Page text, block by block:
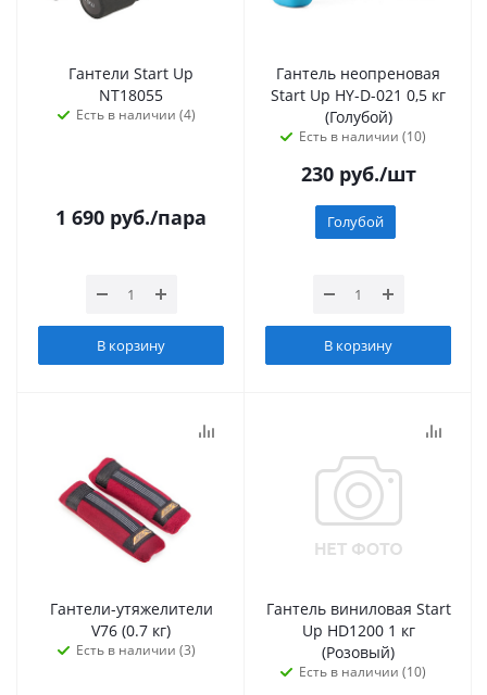
Гантели Start Up
NT18055
Есть в наличии (4)
1 690 руб./пара
В корзину
Гантель неопреновая
Start Up HY-D-021 0,5 кг
(Голубой)
Есть в наличии (10)
230руб./шт
Голубой
В корзину
Гантели-утяжелители
V76 (0.7 кг)
Есть в наличии (3)
Гантель виниловая Start
Up HD1200 1 кг
(Розовый)
Есть в наличии (10)